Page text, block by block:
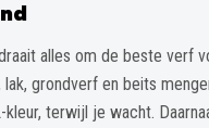
alles om de beste verf
grondverf en beits
terwijl je wacht.